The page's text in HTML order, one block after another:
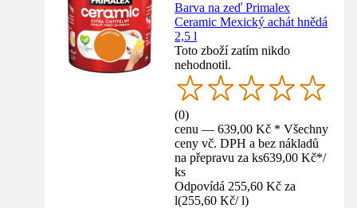
Barva na zeď Primalex
Ceramic Mexický achát hnědá
2,5 l
Toto zboží zatím nikdo
nehodnotil.
(0)
cenu — 639,00 Kč * Všechny
ceny vč. DPH a bez nákladů
na přepravu za ks639,00 Kč*/
ks
Odpovídá 255,60 Kč za
l(255,60 Kč/ l)